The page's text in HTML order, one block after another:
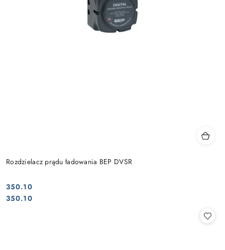
Rozdzielacz prądu ładowania BEP DVSR
Cena:
350.10
Cena:
350.10